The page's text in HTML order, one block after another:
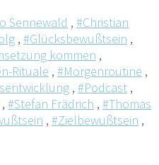
Sennewald , #Christian
, #Glücksbewußtsein ,
kommen ,
Rituale , #Morgenroutine ,
, #Podcast ,
, #Stefan Frädrich , #Thomas
, #Zielbewußtsein ,